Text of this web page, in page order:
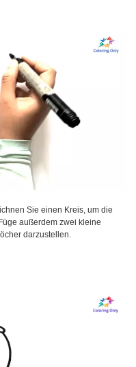
Sie einen Kreis, um die
außerdem zwei kleine
darzustellen.